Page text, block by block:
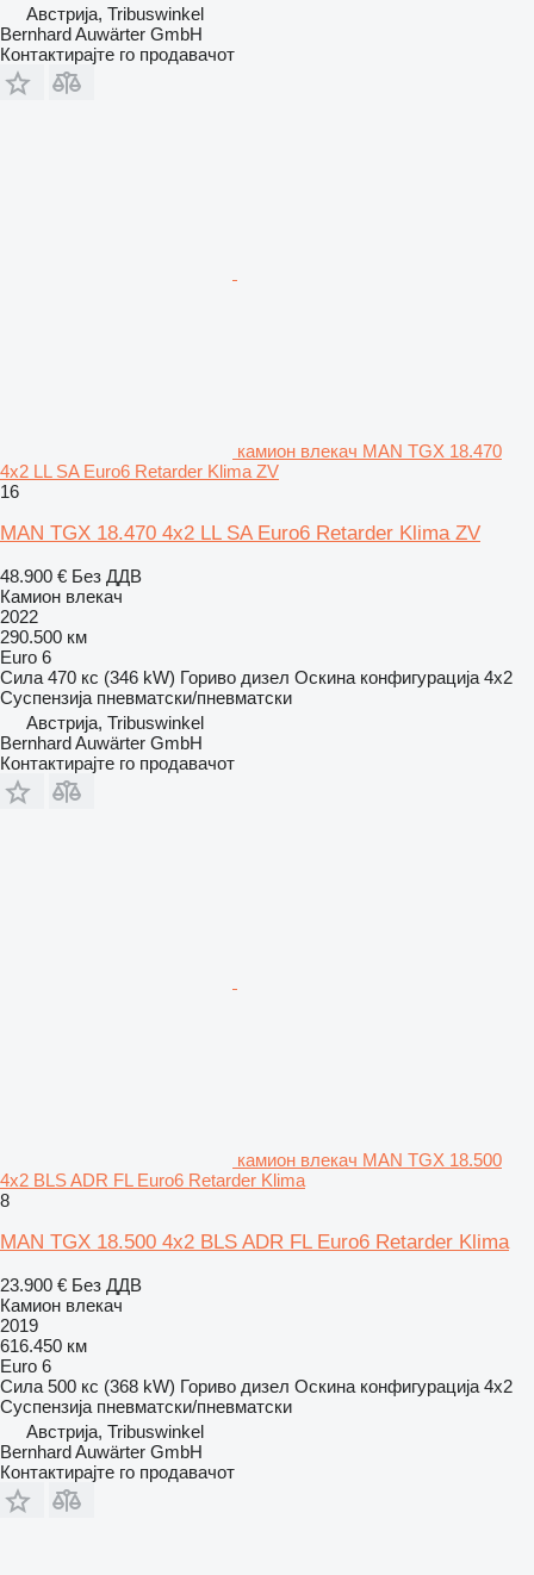
Австрија, Tribuswinkel
Bernhard Auwärter GmbH
Контактирајте го продавачот
камион влекач MAN TGX 18.470
4x2 LL SA Euro6 Retarder Klima ZV
16
MAN TGX 18.470 4x2 LL SA Euro6 Retarder Klima ZV
48.900 € Без ДДВ
Камион влекач
2022
290.500 км
Euro 6
Сила 470 кс (346 kW) Гориво дизел Оскина конфигурација 4x2
Суспензија пневматски/пневматски
Австрија, Tribuswinkel
Bernhard Auwärter GmbH
Контактирајте го продавачот
камион влекач MAN TGX 18.500
4x2 BLS ADR FL Euro6 Retarder Klima
8
MAN TGX 18.500 4x2 BLS ADR FL Euro6 Retarder Klima
23.900 € Без ДДВ
Камион влекач
2019
616.450 км
Euro 6
Сила 500 кс (368 kW) Гориво дизел Оскина конфигурација 4x2
Суспензија пневматски/пневматски
Австрија, Tribuswinkel
Bernhard Auwärter GmbH
Контактирајте го продавачот